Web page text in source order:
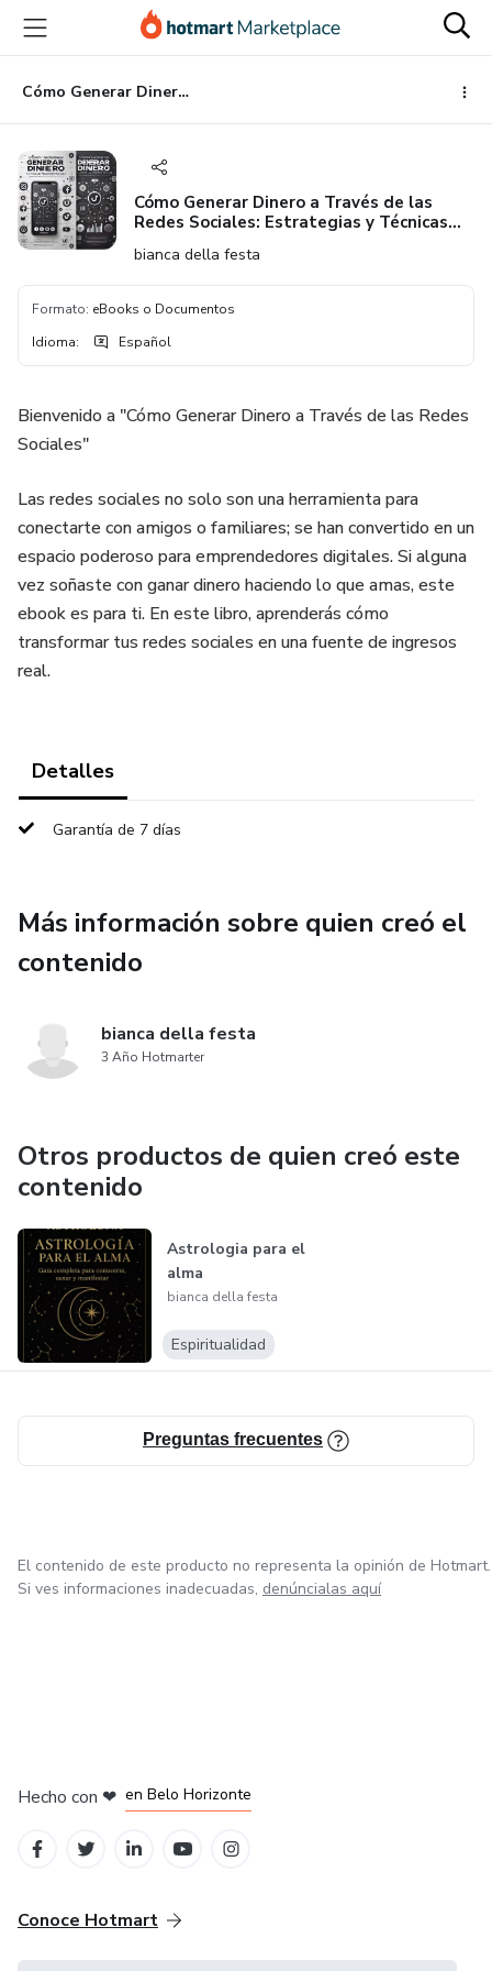
principal
página
de
página
Cómo Generar Dinero a Través de las Redes Sociales: Estrategias y Técnicas para Emprendedores Digitales
Cómo Generar Dinero a Través de las
Redes Sociales: Estrategias y Técnicas
bianca della festa
Formato: eBooks o Documentos
Idioma: Español
Bienvenido a "Cómo Generar Dinero a Través de las Redes
Sociales"
Las redes sociales no solo son una herramienta para
conectarte con amigos o familiares; se han convertido en un
espacio poderoso para emprendedores digitales. Si alguna
vez soñaste con ganar dinero haciendo lo que amas, este
ebook es para ti. En este libro, aprenderás cómo
transformar tus redes sociales en una fuente de ingresos
real.
Detalles
Garantía de 7 días
Más información sobre quien creó el
contenido
bianca della festa
3 Año Hotmarter
Otros productos de quien creó este
contenido
Astrologia para el
alma
bianca della festa
Espiritualidad
Preguntas frecuentes
El contenido de este producto no representa la opinión de Hotmart.
Si ves informaciones inadecuadas, denúncialas aquí
Hecho con ❤ en Belo Horizonte
Conoce Hotmart